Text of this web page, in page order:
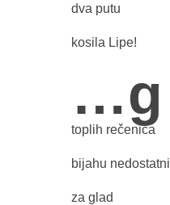
dva putu
kosila Lipe!
…g
toplih rečenica
bijahu nedostatni
za glad